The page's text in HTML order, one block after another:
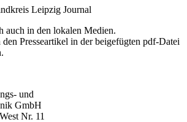
auch in den lokalen Medien.
Presseartikel in der beigefügten pdf-Datei
und
GmbH
Nr. 11